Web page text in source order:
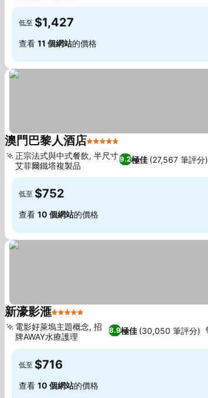
低至 $1,427
查看 11 個網站的價格
澳門巴黎人酒店5 星級
9.2極佳 (27,567 筆評分)
正宗法式與中式餐飲, 半尺寸
艾菲爾鐵塔複製品
低至 $752
查看 10 個網站的價格
新濠影滙5 星級
8.9極佳 (30,050 筆評分)
電影好萊塢主題概念, 招
牌AWAY水療護理
低至 $716
查看 10 個網站的價格